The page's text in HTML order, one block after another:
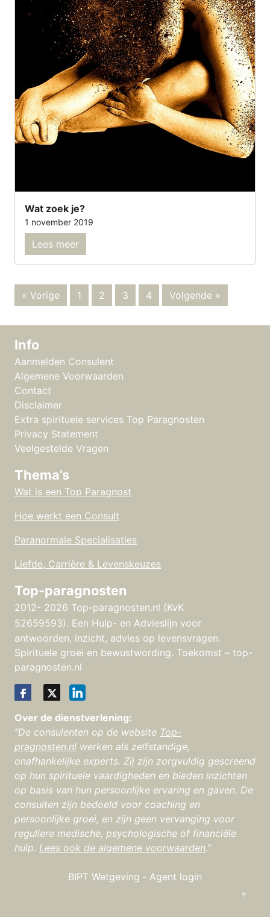
Wat zoek je?
1 november 2019
Lees meer
« Vorige 1 2 3 4 Volgende »
Info
Aanmelden Consulent
Algemene Voorwaarden
Contact
Disclaimer
Extra spirituele services Top Paragnosten
Privacy Statement
Veelgestelde Vragen
Thema’s
Wat is een Top Paragnost
Hoe werkt een Consult
Paranormale Specialisaties
Liefde, Carrière & Levenskeuzes
Top-paragnosten
2012- 2026 Top-paragnosten.nl (KvK
52659593). Een Hulp- en Advieslijn voor
antwoorden, inzicht, advies op levensvragen.
Spirituele groei en bewustwording. Toekomst – top-
paragnosten.nl
Over de dienstverlening:
“De consulenten op de website Top-
pragnosten.nl werken als zelfstandige,
onafhankelijke experts. Zij zijn zorgvuldig gescreend
op hun spirituele vaardigheden en bieden inzichten
op basis van hun persoonlijke ervaring en gaven. De
consulten zijn bedoeld voor coaching en
persoonlijke groei, en zijn geen vervanging voor
reguliere medische, psychologische of financiële
hulp. Lees ook de algemene voorwaarden.”
BIPT Wetgeving ‐ Agent login